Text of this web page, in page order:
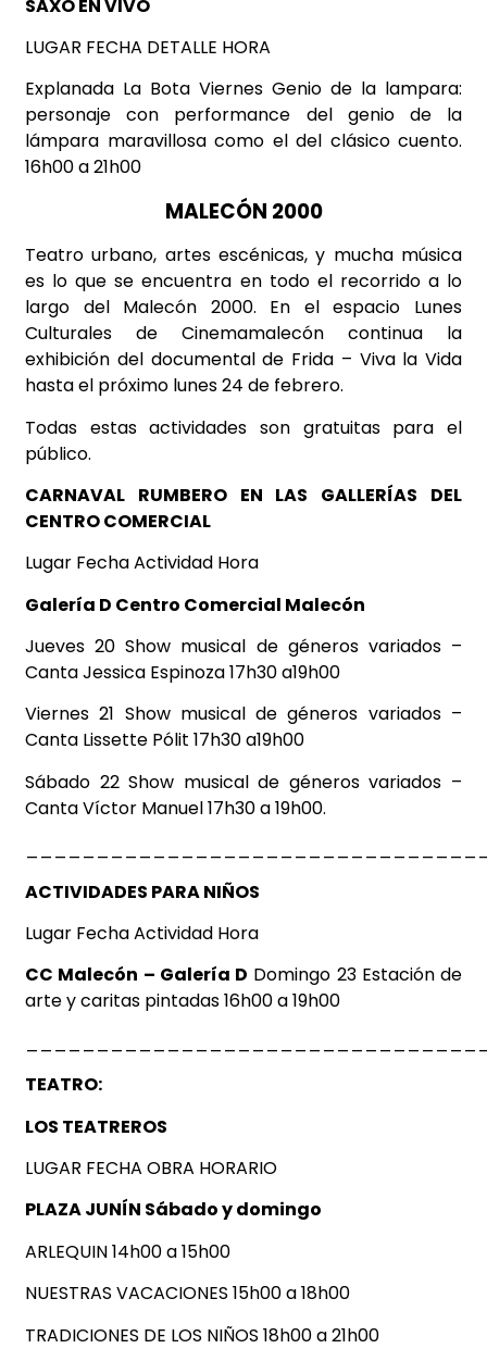
SAXO EN VIVO
LUGAR FECHA DETALLE HORA
Explanada La Bota Viernes Genio de la lampara:
personaje con performance del genio de la
lámpara maravillosa como el del clásico cuento.
16h00 a 21h00
MALECÓN 2000
Teatro urbano, artes escénicas, y mucha música
es lo que se encuentra en todo el recorrido a lo
largo del Malecón 2000. En el espacio Lunes
Culturales de Cinemamalecón continua la
exhibición del documental de Frida – Viva la Vida
hasta el próximo lunes 24 de febrero.
Todas estas actividades son gratuitas para el
público.
CARNAVAL RUMBERO EN LAS GALLERÍAS DEL
CENTRO COMERCIAL
Lugar Fecha Actividad Hora
Galería D Centro Comercial Malecón
Jueves 20 Show musical de géneros variados –
Canta Jessica Espinoza 17h30 a19h00
Viernes 21 Show musical de géneros variados –
Canta Lissette Pólit 17h30 a19h00
Sábado 22 Show musical de géneros variados –
Canta Víctor Manuel 17h30 a 19h00.
ACTIVIDADES PARA NIÑOS
Lugar Fecha Actividad Hora
CC Malecón – Galería D Domingo 23 Estación de
arte y caritas pintadas 16h00 a 19h00
TEATRO:
LOS TEATREROS
LUGAR FECHA OBRA HORARIO
PLAZA JUNÍN Sábado y domingo
ARLEQUIN 14h00 a 15h00
NUESTRAS VACACIONES 15h00 a 18h00
TRADICIONES DE LOS NIÑOS 18h00 a 21h00